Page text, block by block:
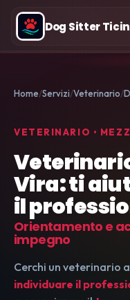
Dog Sitter
Home Servizi Veterinario
VETERINARIO •
Vira: ti
il
Orientamento e
impegno
Cerchi un veterinario a
individuare il